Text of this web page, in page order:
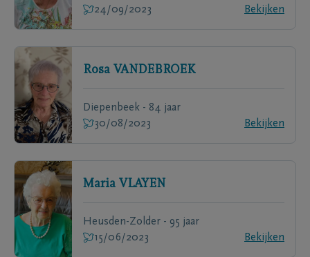
24/09/2023
Bekijken
Rosa VANDEBROEK
Diepenbeek - 84 jaar
30/08/2023
Bekijken
Maria VLAYEN
Heusden-Zolder - 95 jaar
15/06/2023
Bekijken